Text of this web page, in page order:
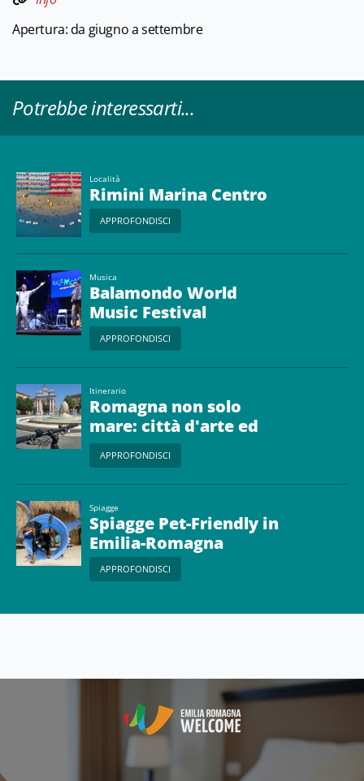
Apertura: da giugno a settembre
Potrebbe interessarti...
Località
Rimini Marina Centro
APPROFONDISCI
Musica
Balamondo World
Music Festival
APPROFONDISCI
Itinerario
Romagna non solo
mare: città d'arte ed
entroterra
APPROFONDISCI
Spiagge
Spiagge Pet-Friendly in
Emilia-Romagna
APPROFONDISCI